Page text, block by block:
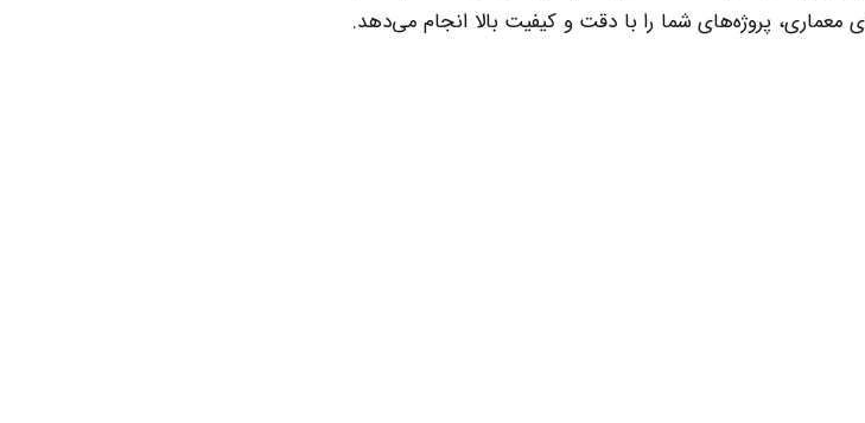
معماری، پروژه‌های شما را با دقت و کیفیت بالا انجام می‌دهد.